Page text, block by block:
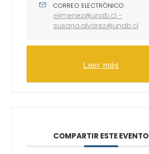
CORREO ELECTRÓNICO
ejimenez@unab.cl -
susana.alvarez@unab.cl
Leer más
COMPARTIR ESTE EVENTO